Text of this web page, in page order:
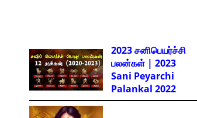
2023 சனிபெயர்ச்சி
பலன்கள் | 2023
Sani Peyarchi
Palankal 2022